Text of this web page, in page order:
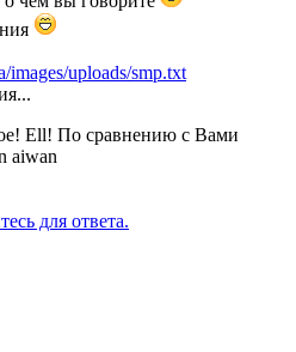
images/uploads/smp.txt
Ell! По сравнению с Вами
aiwan
для ответа.